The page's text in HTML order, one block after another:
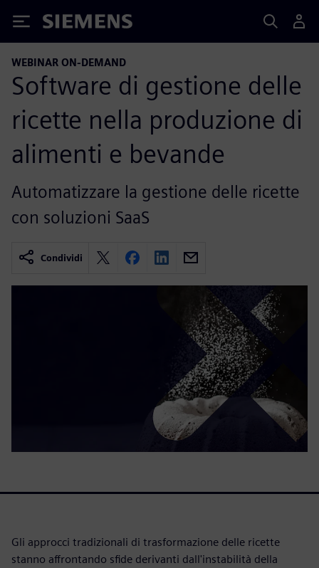
Siemens
WEBINAR ON-DEMAND
Software di gestione delle
ricette nella produzione di
alimenti e bevande
Automatizzare la gestione delle ricette
con soluzioni SaaS
Condividi
Gli approcci tradizionali di trasformazione delle ricette
stanno affrontando sfide derivanti dall'instabilità della